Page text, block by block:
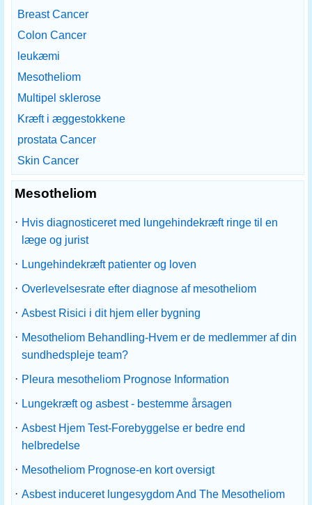
Breast Cancer
Colon Cancer
leukæmi
Mesotheliom
Multipel sklerose
Kræft i æggestokkene
prostata Cancer
Skin Cancer
Mesotheliom
· Hvis diagnosticeret med lungehindekræft ringe til en
læge og jurist
· Lungehindekræft patienter og loven
· Overlevelsesrate efter diagnose af mesotheliom
· Asbest Risici i dit hjem eller bygning
· Mesotheliom Behandling-Hvem er de medlemmer af din
sundhedspleje team?
· Pleura mesotheliom Prognose Information
· Lungekræft og asbest - bestemme årsagen
· Asbest Hjem Test-Forebyggelse er bedre end
helbredelse
· Mesotheliom Prognose-en kort oversigt
· Asbest induceret lungesygdom And The Mesotheliom